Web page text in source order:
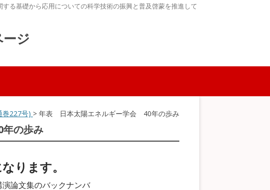
る基礎から応用についての科学技術の振興と普及啓蒙を推進して
ジ
巻227号) > 年表 日本太陽エネルギー学会 40年の歩み
の歩み
ります。
論文集のバックナンバ